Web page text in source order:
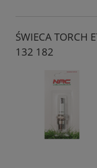
ŚWIECA TORCH
132 182